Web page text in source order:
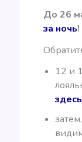
До 26
за ночь!
12 и
здесь